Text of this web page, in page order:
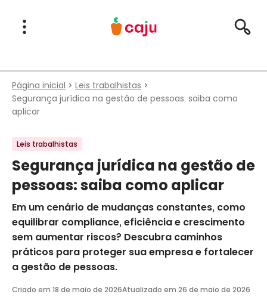
Menu Principal
Abrir Menu
Página inicial
Leis trabalhistas
Segurança jurídica na gestão de pessoas: saiba como
aplicar
Leis trabalhistas
Segurança jurídica na gestão de
pessoas: saiba como aplicar
Em um cenário de mudanças constantes, como
equilibrar compliance, eficiência e crescimento
sem aumentar riscos? Descubra caminhos
práticos para proteger sua empresa e fortalecer
a gestão de pessoas.
Criado em 18 de maio de 2026Atualizado em 26 de maio de 2026